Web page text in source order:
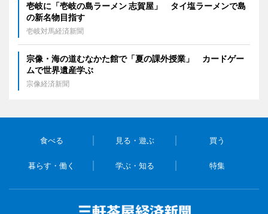
壱岐に「壱岐の島ラーメン 志賀屋」 タイ塩ラーメンで島
の新名物目指す
壱岐対馬経済新聞
宗像・海の道むなかた館で「夏の課外授業」 カードゲー
ムで世界遺産学ぶ
宗像経済新聞
食べる 見る・遊ぶ 買う
暮らす・働く 学ぶ・知る 特集